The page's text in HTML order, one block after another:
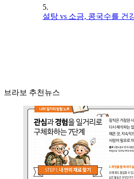
5.
설탕 vs 소금, 콩국수를 건
브라보 추천뉴스